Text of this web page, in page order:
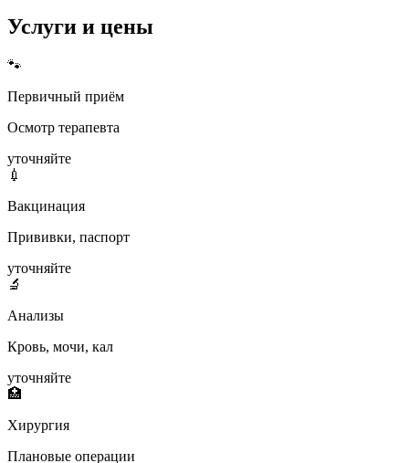
Услуги и цены
🐾
Первичный приём
Осмотр терапевта
уточняйте
💉
Вакцинация
Прививки, паспорт
уточняйте
🔬
Анализы
Кровь, мочи, кал
уточняйте
🏥
Хирургия
Плановые операции